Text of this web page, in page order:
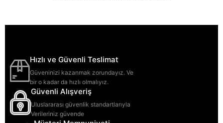
Hızlı ve Güvenli Teslimat
Güveninizi kazanmak zorundayız. Ve
bir o kadar da hızlı olmalıyız.
Güvenli Alışveriş
Uluslararası güvenlik standartlarıyla
Verileriniz güvende